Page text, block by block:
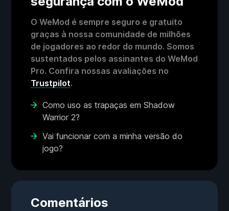
O WeMod é sempre seguro e gratuito
graças à nossa comunidade de milhões
de jogadores ao redor do mundo. Somos
sustentados pelos assinantes do WeMod
Pro. Confira nossas avaliações no
Trustpilot.
Como uso as trapaças em Shadow
Warrior 2?
Vai funcionar com a minha versão do
jogo?
Comentários